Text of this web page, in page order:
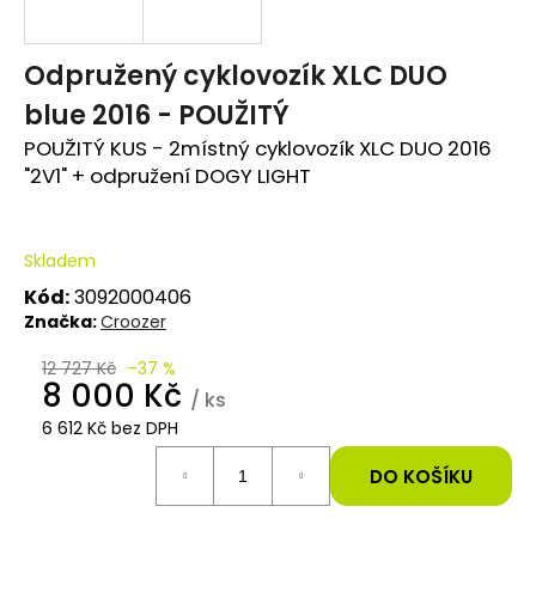
Odpružený cyklovozík XLC DUO
blue 2016 - POUŽITÝ
POUŽITÝ KUS - 2místný cyklovozík XLC DUO 2016
"2V1" + odpružení DOGY LIGHT
Skladem
Kód:3092000406
Značka:Croozer
12 727 Kč –37 %
8 000 Kč / ks
6 612 Kč bez DPH
DO KOŠÍKU
t
e
n
j
í
t
HLEDAT